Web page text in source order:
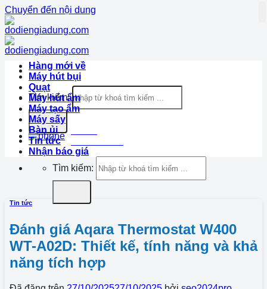
Chuyển đến nội dung
Tìm kiếm:
Tìm kiếm:
Hàng mới về
Máy hút bụi
Quạt
Máy hút ẩm
Máy tạo ẩm
Máy sấy
Bàn ủi
Tin tức
Nhận báo giá
Tin tức
Đánh giá Aqara Thermostat W400
WT-A02D: Thiết kế, tính năng và khả
năng tích hợp